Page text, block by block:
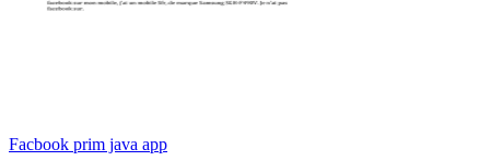
Facbook prim java app